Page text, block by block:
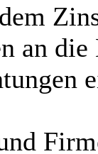
an